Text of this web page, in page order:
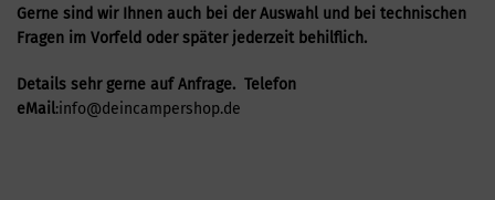
Gerne sind wir Ihnen auch bei der Auswahl und bei technischen
Fragen im Vorfeld oder später jederzeit behilflich.
Details sehr gerne auf Anfrage. Telefon
eMail:info@deincampershop.de